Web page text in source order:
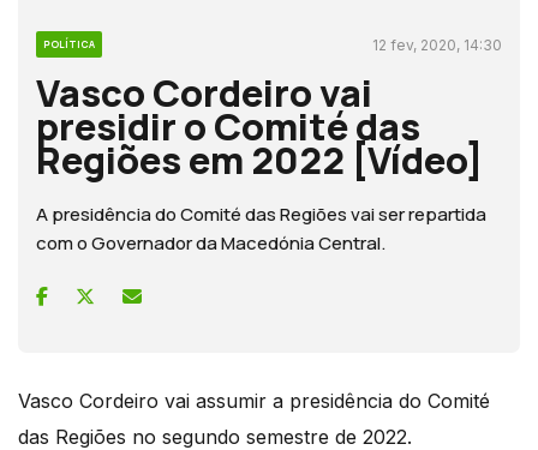
POLÍTICA 12 fev, 2020, 14:30
Vasco Cordeiro vai
presidir o Comité das
Regiões em 2022 [Vídeo]
A presidência do Comité das Regiões vai ser repartida
com o Governador da Macedónia Central.
Vasco Cordeiro vai assumir a presidência do Comité
das Regiões no segundo semestre de 2022.